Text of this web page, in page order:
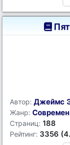
Автор: Джеймс
Жанр:
Страниц: 188
Рейтинг: 3356